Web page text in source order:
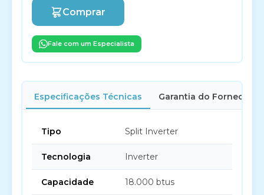
Comprar
Fale com um Especialista
Especificações Técnicas Garantia do Fornecedor
Tipo Split Inverter
Tecnologia Inverter
Capacidade 18.000 btus